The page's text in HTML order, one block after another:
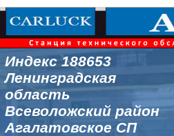
Индекс 188653
Ленинградская
область
Всеволожский район
Агалатовское СП